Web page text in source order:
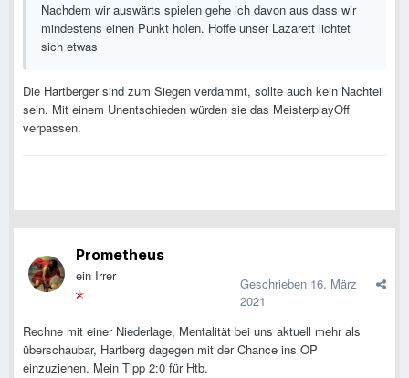
Nachdem wir auswärts spielen gehe ich davon aus dass wir
mindestens einen Punkt holen. Hoffe unser Lazarett lichtet
sich etwas
Die Hartberger sind zum Siegen verdammt, sollte auch kein Nachteil
sein. Mit einem Unentschieden würden sie das MeisterplayOff
verpassen.
Prometheus
ein Irrer Geschrieben 16. März
2021
Rechne mit einer Niederlage, Mentalität bei uns aktuell mehr als
überschaubar, Hartberg dagegen mit der Chance ins OP
einzuziehen. Mein Tipp 2:0 für Htb.